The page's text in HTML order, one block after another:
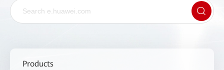
Products